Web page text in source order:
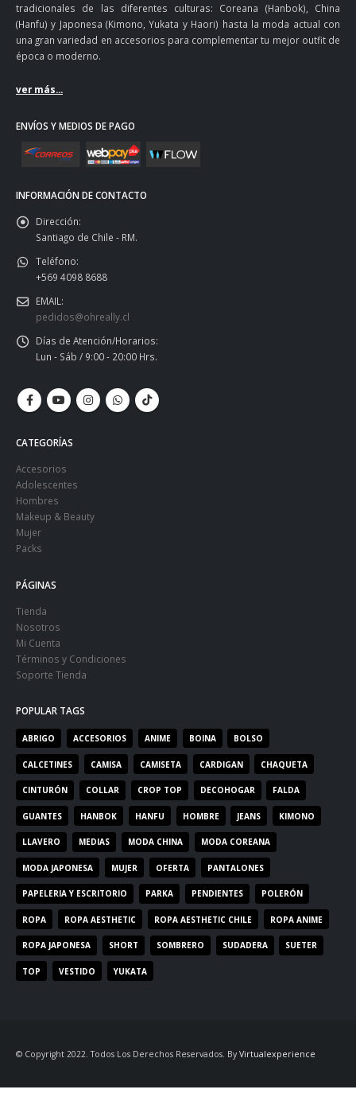
tradicionales de las diferentes culturas: Coreana (Hanbok), China
(Hanfu) y Japonesa (Kimono, Yukata y Haori) hasta la moda actual con
una gran variedad en accesorios para complementar tu mejor outfit de
época o moderno.
ver más...
ENVÍOS Y MEDIOS DE PAGO
INFORMACIÓN DE CONTACTO
Dirección:
Santiago de Chile - RM.
Teléfono:
+569 4098 8688
EMAIL:
pedidos@ohreally.cl
Días de Atención/Horarios:
Lun - Sáb / 9:00 - 20:00 Hrs.
CATEGORÍAS
Accesorios
Adolescentes
Hombres
Makeup & Beauty
Mujer
Packs
PÁGINAS
Tienda
Nosotros
Mi Cuenta
Términos y Condiciones
Soporte Tienda
POPULAR TAGS
ABRIGO ACCESORIOS ANIME BOINA BOLSO
CALCETINES CAMISA CAMISETA CARDIGAN CHAQUETA
CINTURÓN COLLAR CROP TOP DECOHOGAR FALDA
GUANTES HANBOK HANFU HOMBRE JEANS KIMONO
LLAVERO MEDIAS MODA CHINA MODA COREANA
MODA JAPONESA MUJER OFERTA PANTALONES
PAPELERIA Y ESCRITORIO PARKA PENDIENTES POLERÓN
ROPA ROPA AESTHETIC ROPA AESTHETIC CHILE ROPA ANIME
ROPA JAPONESA SHORT SOMBRERO SUDADERA SUETER
TOP VESTIDO YUKATA
© Copyright 2022. Todos Los Derechos Reservados. By Virtualexperience